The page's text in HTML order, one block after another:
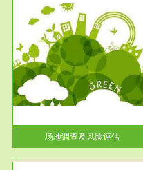
场地调查及风险评估
服务范围
土壤修复